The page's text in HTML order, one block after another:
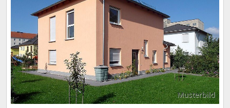
Musterbild